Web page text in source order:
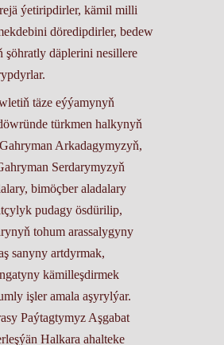
ýetiripdirler, kämil milli
döredipdirler, bedew
şöhratly däplerini nesillere
täze eýýamynyň
türkmen halkynyň
Arkadagymyzyň,
Serdarymyzyň
bimöçber aladalary
pudagy ösdürilip,
tohum arassalygyny
sanyny artdyrmak,
kämilleşdirmek
işler amala aşyrylýar.
Paýtagtymyz Aşgabat
Halkara ahalteke